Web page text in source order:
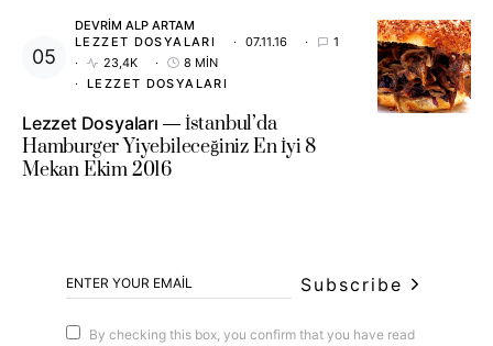
DEVRIM ALP ARTAM
LEZZET DOSYALARI
07.11.16
1
23,4K
8 MIN
LEZZET DOSYALARI
Lezzet Dosyaları
İstanbul’da
Hamburger Yiyebileceğiniz En İyi 8
Mekan Ekim 2016
Subscribe
By checking this box, you confirm that you have read